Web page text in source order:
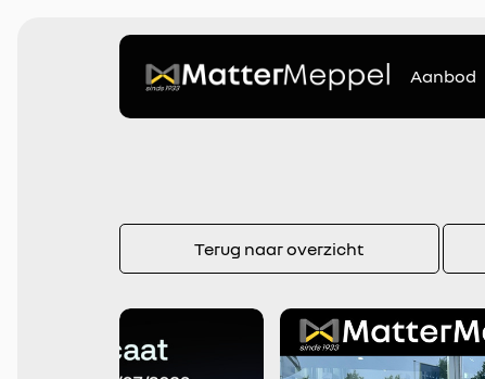
Aanbod
Terug naar overzicht